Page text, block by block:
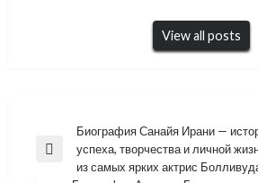
View all posts
Навигация
по
Previous
Биография Санайя Ирани —
успеха, творчества и личной
из самых ярких актрис